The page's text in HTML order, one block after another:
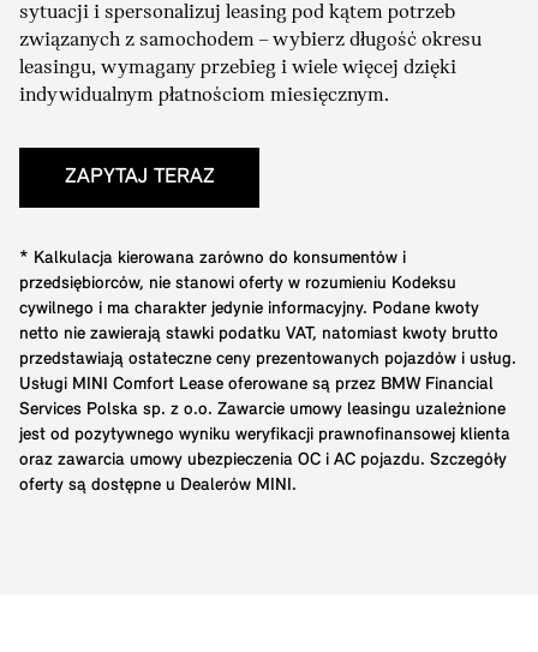
sytuacji i spersonalizuj leasing pod kątem potrzeb
związanych z samochodem – wybierz długość okresu
leasingu, wymagany przebieg i wiele więcej dzięki
indywidualnym płatnościom miesięcznym.
ZAPYTAJ TERAZ
* Kalkulacja kierowana zarówno do konsumentów i
przedsiębiorców, nie stanowi oferty w rozumieniu Kodeksu
cywilnego i ma charakter jedynie informacyjny. Podane kwoty
netto nie zawierają stawki podatku VAT, natomiast kwoty brutto
przedstawiają ostateczne ceny prezentowanych pojazdów i usług.
Usługi MINI Comfort Lease oferowane są przez BMW Financial
Services Polska sp. z o.o. Zawarcie umowy leasingu uzależnione
jest od pozytywnego wyniku weryfikacji prawnofinansowej klienta
oraz zawarcia umowy ubezpieczenia OC i AC pojazdu. Szczegóły
oferty są dostępne u Dealerów MINI.